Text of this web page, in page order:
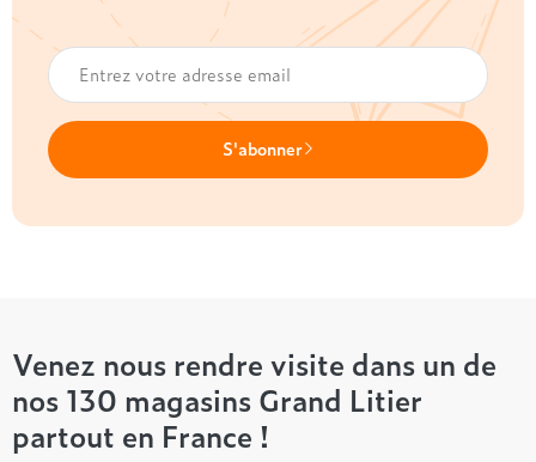
S'abonner
Venez nous rendre visite dans un de
nos 130 magasins Grand Litier
partout en France !